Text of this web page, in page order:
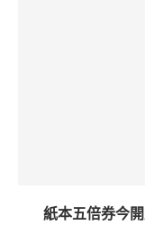
紙本五倍券今